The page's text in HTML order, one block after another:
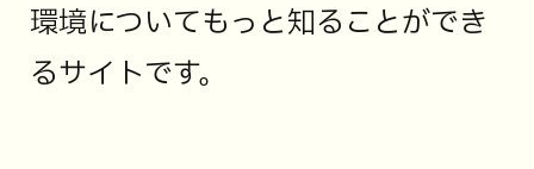
環境についてもっと知ることができ
るサイトです。